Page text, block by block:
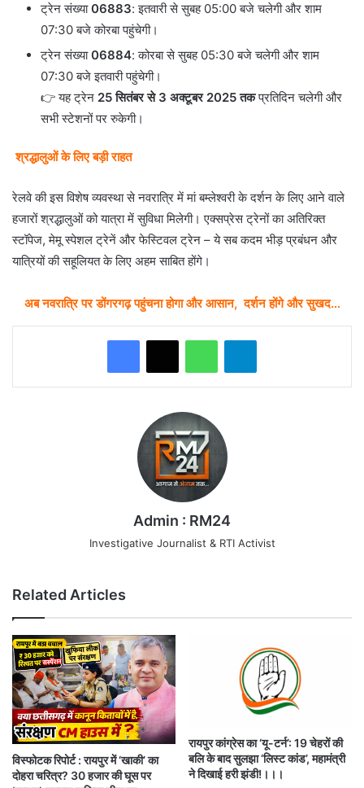
ट्रेन संख्या06883: इतवारी से सुबह 05:00 बजे चलेगी और शाम
07:30 बजे कोरबा पहुंचेगी।
ट्रेन संख्या06884: कोरबा से सुबह 05:30 बजे चलेगी और शाम
07:30 बजे इतवारी पहुंचेगी।
👉 यह ट्रेन 25 सितंबर से 3 अक्टूबर 2025 तकप्रतिदिन चलेगी और
सभी स्टेशनों पर रुकेगी।
श्रद्धालुओं के लिए बड़ी राहत
रेलवे की इस विशेष व्यवस्था से नवरात्रि में मां बम्लेश्वरी के दर्शन के लिए आने वाले
हजारों श्रद्धालुओं को यात्रा में सुविधा मिलेगी। एक्सप्रेस ट्रेनों का अतिरिक्त
स्टॉपेज, मेमू स्पेशल ट्रेनें और फेस्टिवल ट्रेन – ये सब कदम भीड़ प्रबंधन और
यात्रियों की सहूलियत के लिए अहम साबित होंगे।
अब नवरात्रि पर डोंगरगढ़ पहुंचना होगा और आसान, दर्शन होंगे और सुखद…
WhatsAppTelegram
Admin : RM24
Investigative Journalist & RTI Activist
Related Articles
विस्फोटक रिपोर्ट : रायपुर में ‘खाकी’ का
दोहरा चरित्र? 30 हजार की घूस पर
रायपुर कांग्रेस का ‘यू-टर्न’: 19 चेहरों की
बलि के बाद सुलझा ‘लिस्ट कांड’, महामंत्री
ने दिखाई हरी झंडी!।।।